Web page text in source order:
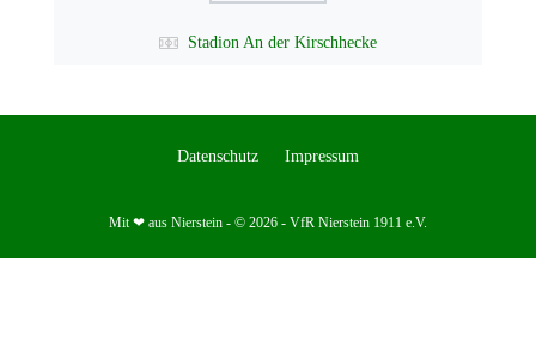
Stadion An der Kirschhecke
Datenschutz Impressum
Mit ❤ aus Nierstein - © 2026 - VfR Nierstein 1911 e.V.